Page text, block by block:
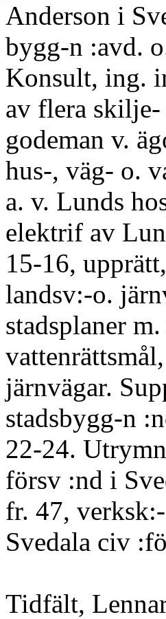
Anderson i
bygg-n :avd.
Konsult, ing.
av flera
godeman v.
hus-, väg- o.
a. v. Lunds
elektrif av
15-16,
landsv:-o.
stadsplaner
järnvägar.
stadsbygg-n
22-24.
försv :nd i
fr. 47,
Svedala civ
Tidfält,